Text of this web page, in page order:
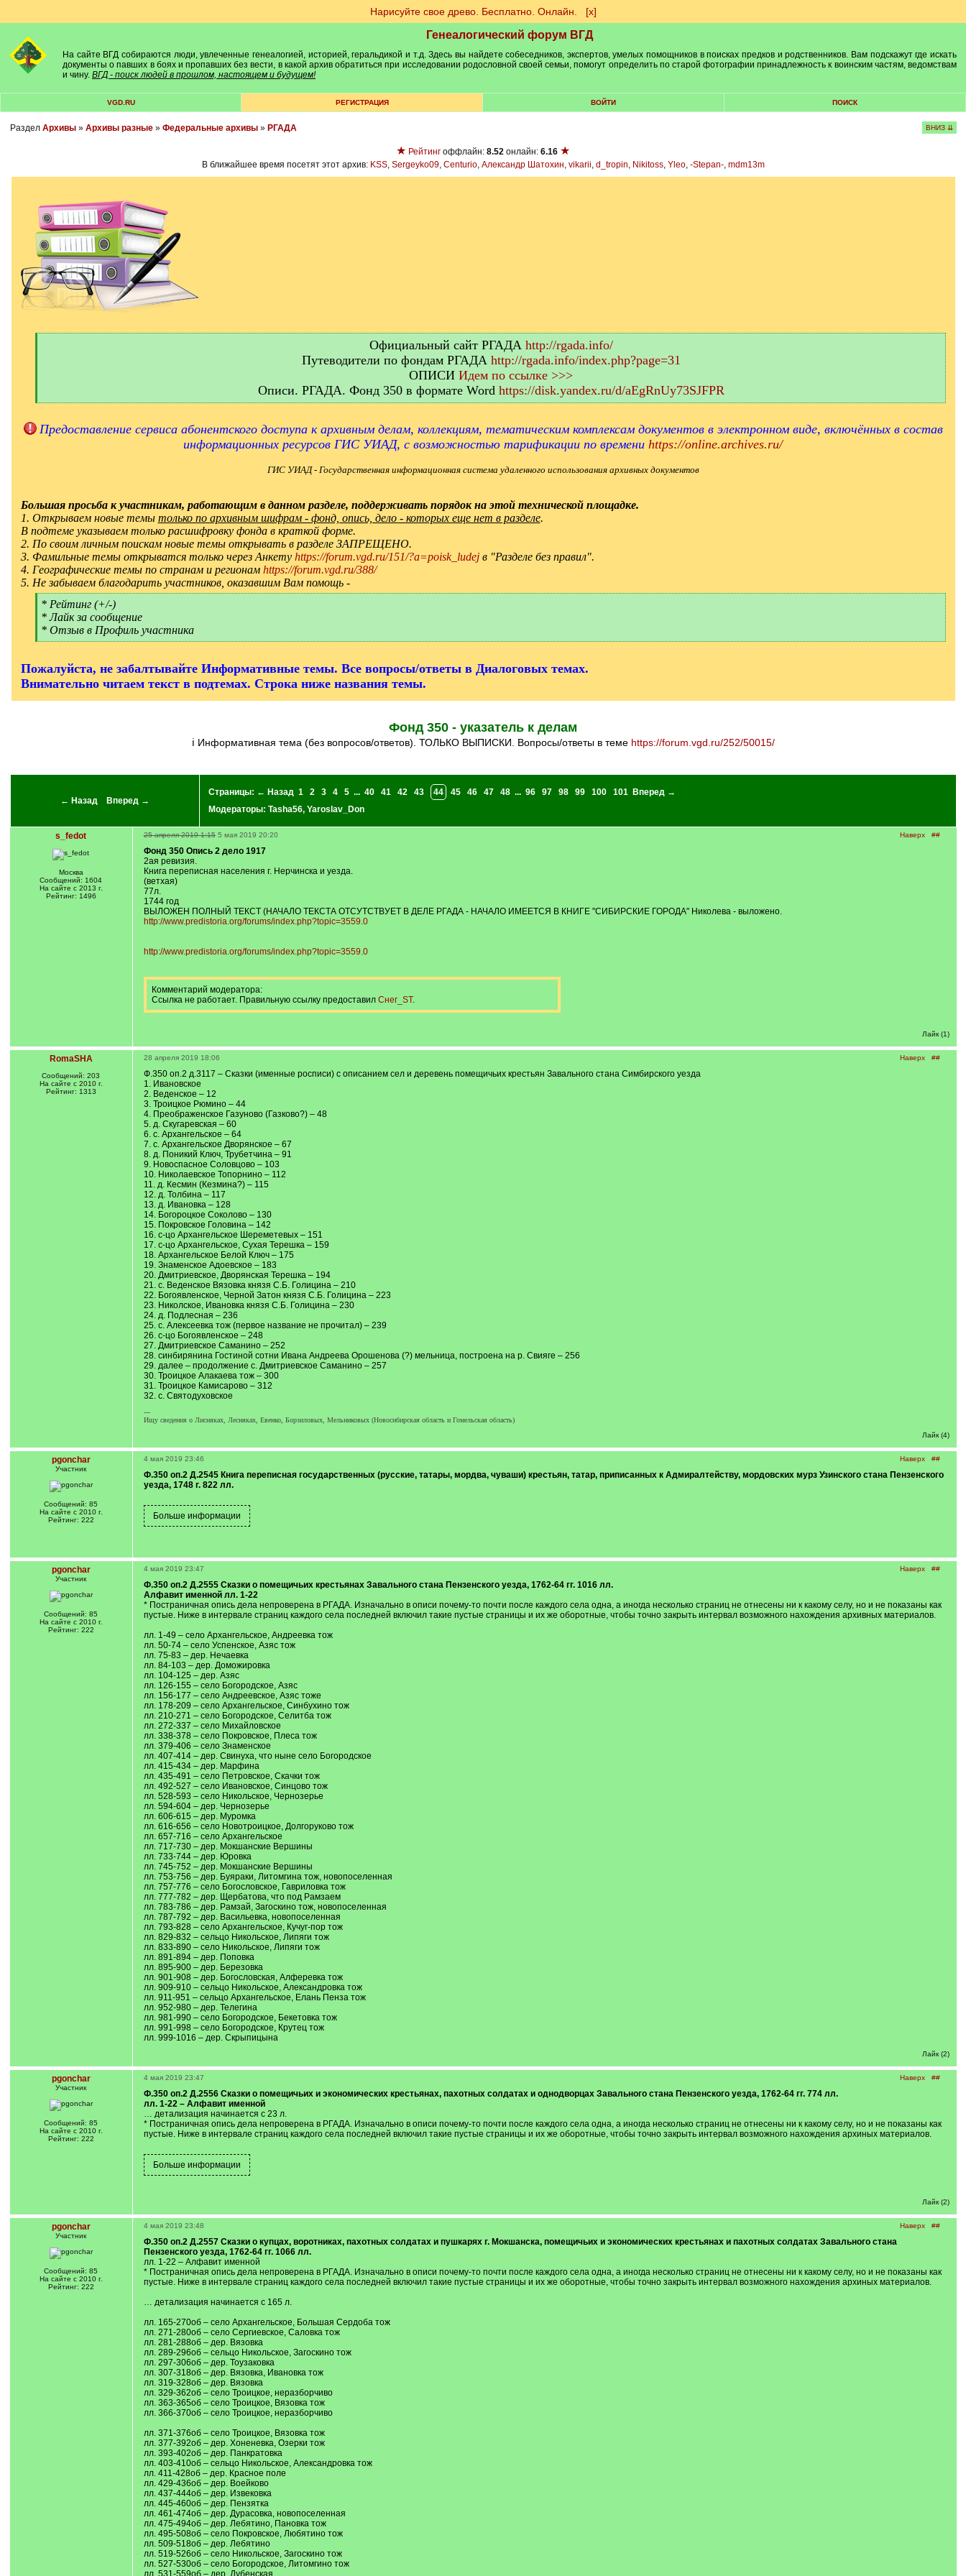
Нарисуйте свое древо. Бесплатно. Онлайн. [х]
Генеалогический форум ВГД
На сайте ВГД собираются люди, увлеченные генеалогией, историей, геральдикой и т.д. Здесь вы найдете собеседников, экспертов, умелых помощников в поисках предков и родственников. Вам подскажут где искать
документы о павших в боях и пропавших без вести, в какой архив обратиться при исследовании родословной своей семьи, помогут определить по старой фотографии принадлежность к воинским частям, ведомствам
и чину. ВГД - поиск людей в прошлом, настоящем и будущем!
VGD.RU РЕГИСТРАЦИЯ ВОЙТИ ПОИСК
Раздел Архивы» Архивы разные» Федеральные архивы» РГАДА ВНИЗ ⇊
★ Рейтинг оффлайн: 8.52 онлайн: 6.16 ★
В ближайшее время посетят этот архив: KSS, Sergeyko09, Centurio, Александр Шатохин, vikarii, d_tropin, Nikitoss, Yleo, -Stepan-, mdm13m
Официальный сайт РГАДА http://rgada.info/
Путеводители по фондам РГАДА http://rgada.info/index.php?page=31
ОПИСИ Идем по ссылке >>>
Описи. РГАДА. Фонд 350 в формате Word https://disk.yandex.ru/d/aEgRnUy73SJFPR
[
]
Предоставление сервиса абонентского доступа к архивным делам, коллекциям, тематическим комплексам документов в электронном виде, включённых в состав
информационных ресурсов ГИС УИАД, с возможностью тарификации по времени https://online.archives.ru/
ГИС УИАД - Государственная информационная система удаленного использования архивных документов
Большая просьба к участникам, работающим в данном разделе, поддерживать порядок на этой технической площадке.
1. Открываем новые темы только по архивным шифрам - фонд, опись, дело - которых еще нет в разделе.
В подтеме указываем только расшифровку фонда в краткой форме.
2. По своим личным поискам новые темы открывать в разделе ЗАПРЕЩЕНО.
3. Фамильные темы открыватся только через Анкету https://forum.vgd.ru/151/?a=poisk_ludejв "Разделе без правил".
4. Географические темы по странам и регионам https://forum.vgd.ru/388/
5. Не забываем благодарить участников, оказавшим Вам помощь -
[
q
]
* Рейтинг (+/-)
* Лайк за сообщение
* Отзыв в Профиль участника
[
Пожалуйста, не забалтывайте Информативные темы. Все вопросы/ответы в Диалоговых темах.
Внимательно читаем текст в подтемах. Строка ниже названия темы.
Фонд 350 - указатель к делам
ℹ Информативная тема (без вопросов/ответов). ТОЛЬКО ВЫПИСКИ. Вопросы/ответы в теме https://forum.vgd.ru/252/50015/
← Назад Вперед →
Страницы: ← Назад 1 2 3 4 5 ... 40 41 42 43 44 45 46 47 48 ... 96 97 98 99 100 101
Вперед →
Модераторы: Tasha56, Yaroslav_Don
s_fedot
Москва
Сообщений: 1604
На сайте с 2013 г.
Рейтинг: 1496
Наверх ##
25 апреля 2019 1:15 5 мая 2019 20:20
Фонд 350 Опись 2 дело 1917
2ая ревизия.
Книга переписная населения г. Нерчинска и уезда.
(ветхая)
77л.
1744 год
ВЫЛОЖЕН ПОЛНЫЙ ТЕКСТ (НАЧАЛО ТЕКСТА ОТСУТСТВУЕТ В ДЕЛЕ РГАДА - НАЧАЛО ИМЕЕТСЯ В КНИГЕ "СИБИРСКИЕ ГОРОДА" Николева - выложено.
http://www.predistoria.org/forums/index.php?topic=3559.0
http://www.predistoria.org/forums/index.php?topic=3559.0
Комментарий модератора:
Ссылка не работает. Правильную ссылку предоставил Снег_ST.
Лайк (1)
RomaSHA
Сообщений: 203
На сайте с 2010 г.
Рейтинг: 1313
Наверх ##
28 апреля 2019 18:06
Ф.350 оп.2 д.3117 – Сказки (именные росписи) с описанием сел и деревень помещичьих крестьян Завального стана Симбирского уезда
1. Ивановское
2. Веденское – 12
3. Троицкое Рюмино – 44
4. Преображенское Газуново (Газково?) – 48
5. д. Скугаревская – 60
6. с. Архангельское – 64
7. с. Архангельское Дворянское – 67
8. д. Поникий Ключ, Трубетчина – 91
9. Новоспасное Соловцово – 103
10. Николаевское Топорнино – 112
11. д. Кесмин (Кезмина?) – 115
12. д. Толбина – 117
13. д. Ивановка – 128
14. Богороцкое Соколово – 130
15. Покровское Головина – 142
16. с-цо Архангельское Шереметевых – 151
17. с-цо Архангельское, Сухая Терешка – 159
18. Архангельское Белой Ключ – 175
19. Знаменское Адоевское – 183
20. Дмитриевское, Дворянская Терешка – 194
21. с. Веденское Вязовка князя С.Б. Голицина – 210
22. Богоявленское, Черной Затон князя С.Б. Голицина – 223
23. Николское, Ивановка князя С.Б. Голицина – 230
24. д. Подлесная – 236
25. с. Алексеевка тож (первое название не прочитал) – 239
26. с-цо Богоявленское – 248
27. Дмитриевское Саманино – 252
28. синбирянина Гостиной сотни Ивана Андреева Орошенова (?) мельница, построена на р. Свияге – 256
29. далее – продолжение с. Дмитриевское Саманино – 257
30. Троицкое Алакаева тож – 300
31. Троицкое Камисарово – 312
32. с. Святодуховское
---
Ищу сведения о Лисняках, Лесняках, Евенко, Борзиловых, Мельниковых (Новосибирская область и Гомельская область)
Лайк (4)
pgonchar
Участник
Сообщений: 85
На сайте с 2010 г.
Рейтинг: 222
Наверх ##
4 мая 2019 23:46
Ф.350 оп.2 Д.2545 Книга переписная государственных (русские, татары, мордва, чуваши) крестьян, татар, приписанных к Адмиралтейству, мордовских мурз Узинского стана Пензенского
уезда, 1748 г. 822 лл.
pgonchar
Участник
Сообщений: 85
На сайте с 2010 г.
Рейтинг: 222
Наверх ##
4 мая 2019 23:47
Ф.350 оп.2 Д.2555 Сказки о помещичьих крестьянах Завального стана Пензенского уезда, 1762-64 гг. 1016 лл.
Алфавит именной лл. 1-22
* Постраничная опись дела непроверена в РГАДА. Изначально в описи почему-то почти после каждого села одна, а иногда несколько страниц не отнесены ни к какому селу, но и не показаны как
пустые. Ниже в интервале страниц каждого села последней включил такие пустые страницы и их же оборотные, чтобы точно закрыть интервал возможного нахождения архивных материалов.
лл. 1-49 – село Архангельское, Андреевка тож
лл. 50-74 – село Успенское, Азяс тож
лл. 75-83 – дер. Нечаевка
лл. 84-103 – дер. Доможировка
лл. 104-125 – дер. Азяс
лл. 126-155 – село Богородское, Азяс
лл. 156-177 – село Андреевское, Азяс тоже
лл. 178-209 – село Архангельское, Синбухино тож
лл. 210-271 – село Богородское, Селитба тож
лл. 272-337 – село Михайловское
лл. 338-378 – село Покровское, Плеса тож
лл. 379-406 – село Знаменское
лл. 407-414 – дер. Свинуха, что ныне село Богородское
лл. 415-434 – дер. Марфина
лл. 435-491 – село Петровское, Скачки тож
лл. 492-527 – село Ивановское, Синцово тож
лл. 528-593 – село Никольское, Чернозерье
лл. 594-604 – дер. Чернозерье
лл. 606-615 – дер. Муромка
лл. 616-656 – село Новотроицкое, Долгоруково тож
лл. 657-716 – село Архангельское
лл. 717-730 – дер. Мокшанские Вершины
лл. 733-744 – дер. Юровка
лл. 745-752 – дер. Мокшанские Вершины
лл. 753-756 – дер. Буяраки, Литомгина тож, новопоселенная
лл. 757-776 – село Богословское, Гавриловка тож
лл. 777-782 – дер. Щербатова, что под Рамзаем
лл. 783-786 – дер. Рамзай, Загоскино тож, новопоселенная
лл. 787-792 – дер. Васильевка, новопоселенная
лл. 793-828 – село Архангельское, Кучуг-пор тож
лл. 829-832 – сельцо Никольское, Липяги тож
лл. 833-890 – село Никольское, Липяги тож
лл. 891-894 – дер. Поповка
лл. 895-900 – дер. Березовка
лл. 901-908 – дер. Богословская, Алферевка тож
лл. 909-910 – сельцо Никольское, Александровка тож
лл. 911-951 – сельцо Архангельское, Елань Пенза тож
лл. 952-980 – дер. Телегина
лл. 981-990 – село Богородское, Бекетовка тож
лл. 991-998 – село Богородское, Крутец тож
лл. 999-1016 – дер. Скрыпицына
Лайк (2)
pgonchar
Участник
Сообщений: 85
На сайте с 2010 г.
Рейтинг: 222
Наверх ##
4 мая 2019 23:47
Ф.350 оп.2 Д.2556 Сказки о помещичьих и экономических крестьянах, пахотных солдатах и однодворцах Завального стана Пензенского уезда, 1762-64 гг. 774 лл.
лл. 1-22 – Алфавит именной
… детализация начинается с 23 л.
* Постраничная опись дела непроверена в РГАДА. Изначально в описи почему-то почти после каждого села одна, а иногда несколько страниц не отнесены ни к какому селу, но и не показаны как
пустые. Ниже в интервале страниц каждого села последней включил такие пустые страницы и их же оборотные, чтобы точно закрыть интервал возможного нахождения архиных материалов.
Лайк (2)
pgonchar
Участник
Сообщений: 85
На сайте с 2010 г.
Рейтинг: 222
Наверх ##
4 мая 2019 23:48
Ф.350 оп.2 Д.2557 Сказки о купцах, воротниках, пахотных солдатах и пушкарях г. Мокшанска, помещичьих и экономических крестьянах и пахотных солдатах Завального стана
Пензенского уезда, 1762-64 гг. 1066 лл.
лл. 1-22 – Алфавит именной
* Постраничная опись дела непроверена в РГАДА. Изначально в описи почему-то почти после каждого села одна, а иногда несколько страниц не отнесены ни к какому селу, но и не показаны как
пустые. Ниже в интервале страниц каждого села последней включил такие пустые страницы и их же оборотные, чтобы точно закрыть интервал возможного нахождения архиных материалов.
… детализация начинается с 165 л.
лл. 165-270об – село Архангельское, Большая Сердоба тож
лл. 271-280об – село Сергиевское, Саловка тож
лл. 281-288об – дер. Вязовка
лл. 289-296об – сельцо Никольское, Загоскино тож
лл. 297-306об – дер. Тоузаковка
лл. 307-318об – дер. Вязовка, Ивановка тож
лл. 319-328об – дер. Вязовка
лл. 329-362об – село Троицкое, неразборчиво
лл. 363-365об – село Троицкое, Вязовка тож
лл. 366-370об – село Троицкое, неразборчиво
лл. 371-376об – село Троицкое, Вязовка тож
лл. 377-392об – дер. Хоненевка, Озерки тож
лл. 393-402об – дер. Панкратовка
лл. 403-410об – сельцо Никольское, Александровка тож
лл. 411-428об – дер. Красное поле
лл. 429-436об – дер. Воейково
лл. 437-444об – дер. Извековка
лл. 445-460об – дер. Пензятка
лл. 461-474об – дер. Дурасовка, новопоселенная
лл. 475-494об – дер. Лебятино, Пановка тож
лл. 495-508об – село Покровское, Любятино тож
лл. 509-518об – дер. Лебятино
лл. 519-526об – село Никольское, Загоскино тож
лл. 527-530об – село Богородское, Литомгино тож
лл. 531-559об – дер. Дубенская